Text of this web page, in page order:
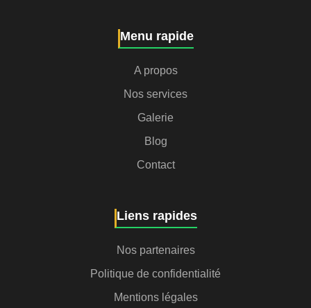
Menu rapide
A propos
Nos services
Galerie
Blog
Contact
Liens rapides
Nos partenaires
Politique de confidentialité
Mentions légales